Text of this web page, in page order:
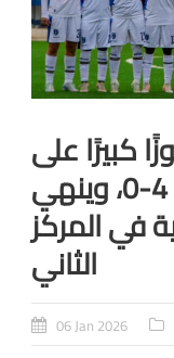
كبيرًا على
جمعية أمجاد بنتيجة 4-0، وينهي
في المركز
الثاني
06 Jan 2026